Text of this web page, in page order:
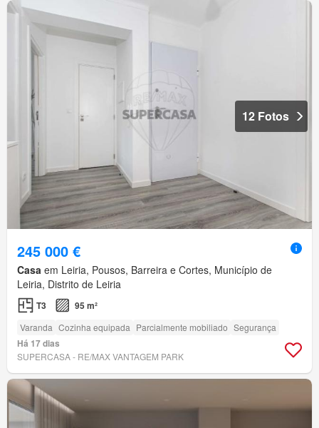
12 Fotos
245 000 €
Casa em Leiria, Pousos, Barreira e Cortes, Município de
Leiria, Distrito de Leiria
T3 95 m²
Varanda Cozinha equipada Parcialmente mobiliado Segurança
Há 17 dias
SUPERCASA - RE/MAX VANTAGEM PARK